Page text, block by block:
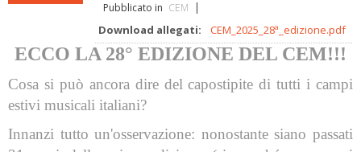
Pubblicato in CEM
Download allegati: CEM_2025_28ª_edizione.pdf
ECCO LA 28° EDIZIONE DEL CEM!!!
Cosa si può ancora dire del capostipite di tutti i campi
estivi musicali italiani?
Innanzi tutto un'osservazione: nonostante siano passati